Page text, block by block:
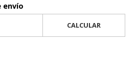
envío
CALCULAR